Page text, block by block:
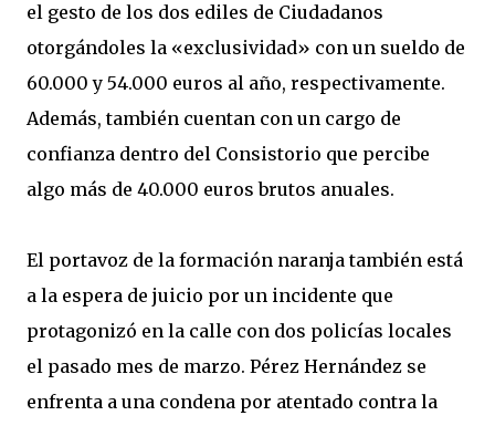
el gesto de los dos ediles de Ciudadanos
otorgándoles la «exclusividad» con un sueldo de
60.000 y 54.000 euros al año, respectivamente.
Además, también cuentan con un cargo de
confianza dentro del Consistorio que percibe
algo más de 40.000 euros brutos anuales.
El portavoz de la formación naranja también está
a la espera de juicio por un incidente que
protagonizó en la calle con dos policías locales
el pasado mes de marzo. Pérez Hernández se
enfrenta a una condena por atentado contra la